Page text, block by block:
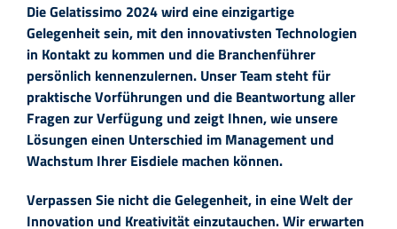
Die Gelatissimo 2024 wird eine einzigartige
Gelegenheit sein, mit den innovativsten Technologien
in Kontakt zu kommen und die Branchenführer
persönlich kennenzulernen. Unser Team steht für
praktische Vorführungen und die Beantwortung aller
Fragen zur Verfügung und zeigt Ihnen, wie unsere
Lösungen einen Unterschied im Management und
Wachstum Ihrer Eisdiele machen können.
Verpassen Sie nicht die Gelegenheit, in eine Welt der
Innovation und Kreativität einzutauchen. Wir erwarten